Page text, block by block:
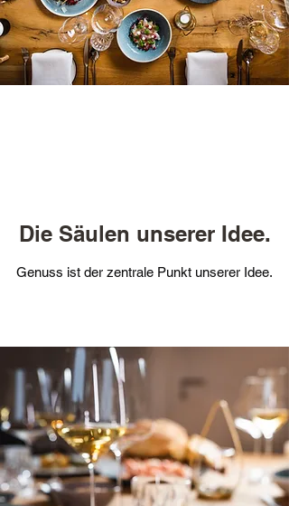
Genuss ist der zentrale Punkt unserer Idee.
Die Säulen unserer Idee.